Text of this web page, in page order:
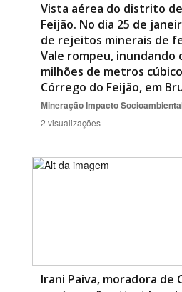
Vista aérea do distrito
Feijão. No dia 25 de
de rejeitos minerais de
Vale rompeu, inundando
milhões de metros
Córrego do Feijão, em
MineraçãoImpacto
2 visualizações
Irani Paiva, moradora de